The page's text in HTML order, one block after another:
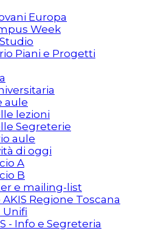
Europa
Week
Piani e Progetti
aule
lezioni
Segreterie
aule
di oggi
A
B
e mailing-list
Regione Toscana
Unifi
- Info e Segreteria